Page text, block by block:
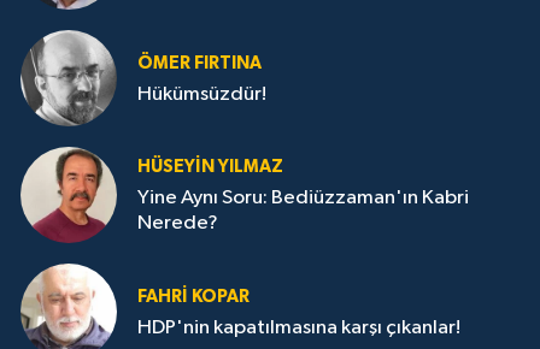
ÖMER FIRTINA
Hükümsüzdür!
HÜSEYIN YILMAZ
Yine Aynı Soru: Bediüzzaman'ın Kabri
Nerede?
FAHRI KOPAR
HDP'nin kapatılmasına karşı çıkanlar!